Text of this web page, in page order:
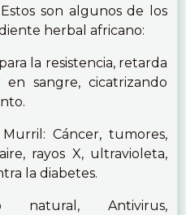
son algunos de los
herbal africano:
la resistencia, retarda
sangre, cicatrizando
Cáncer, tumores,
rayos X, ultravioleta,
la diabetes.
natural, Antivirus,